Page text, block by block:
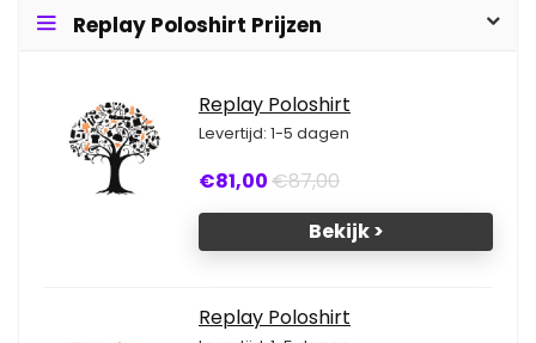
Replay Poloshirt Prijzen
Replay Poloshirt
Levertijd: 1-5 dagen
€81,00€87,00
Bekijk >
Replay Poloshirt